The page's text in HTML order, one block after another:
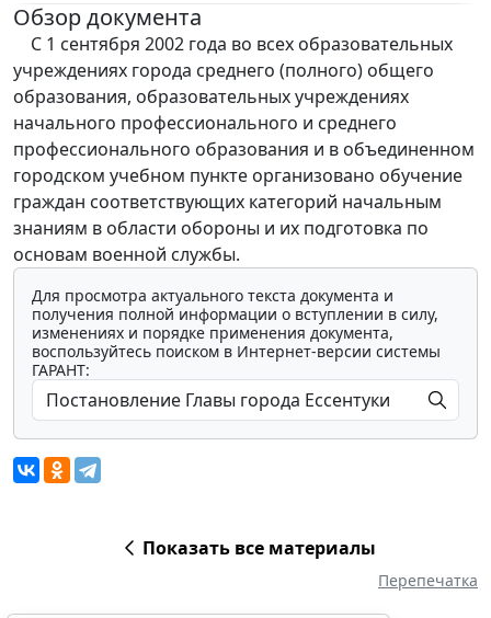
Обзор документа
С 1 сентября 2002 года во всех образовательных
учреждениях города среднего (полного) общего
образования, образовательных учреждениях
начального профессионального и среднего
профессионального образования и в объединенном
городском учебном пункте организовано обучение
граждан соответствующих категорий начальным
знаниям в области обороны и их подготовка по
основам военной службы.
Для просмотра актуального текста документа и
получения полной информации о вступлении в силу,
изменениях и порядке применения документа,
воспользуйтесь поиском в Интернет-версии системы
ГАРАНТ:
Показать все материалы
Перепечатка